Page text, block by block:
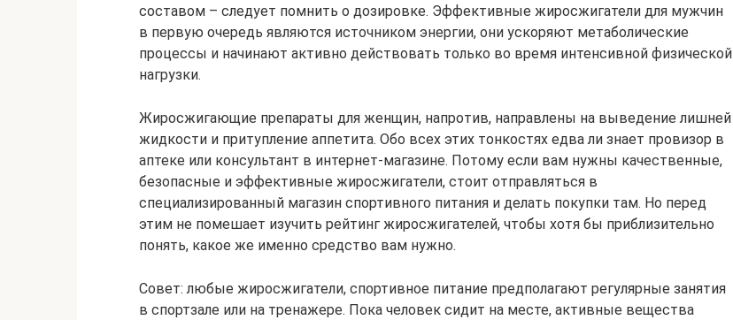
составом – следует помнить о дозировке. Эффективные жиросжигатели для мужчин
в первую очередь являются источником энергии, они ускоряют метаболические
процессы и начинают активно действовать только во время интенсивной физической
нагрузки.
Жиросжигающие препараты для женщин, напротив, направлены на выведение лишней
жидкости и притупление аппетита. Обо всех этих тонкостях едва ли знает провизор в
аптеке или консультант в интернет-магазине. Потому если вам нужны качественные,
безопасные и эффективные жиросжигатели, стоит отправляться в
специализированный магазин спортивного питания и делать покупки там. Но перед
этим не помешает изучить рейтинг жиросжигателей, чтобы хотя бы приблизительно
понять, какое же именно средство вам нужно.
Совет: любые жиросжигатели, спортивное питание предполагают регулярные занятия
в спортзале или на тренажере. Пока человек сидит на месте, активные вещества